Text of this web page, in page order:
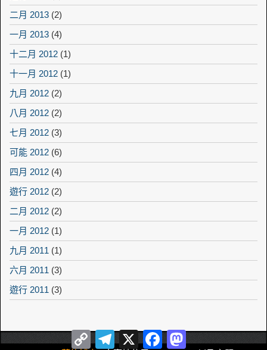
二月 2013 (2)
一月 2013 (4)
十二月 2012 (1)
十一月 2012 (1)
九月 2012 (2)
八月 2012 (2)
七月 2012 (3)
可能 2012 (6)
四月 2012 (4)
遊行 2012 (2)
二月 2012 (2)
一月 2012 (1)
九月 2011 (1)
六月 2011 (3)
遊行 2011 (3)
Copy
Link
Telegram
X FacebookMastodon